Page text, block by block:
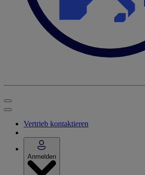
Vertrieb kontaktieren
Anmelden